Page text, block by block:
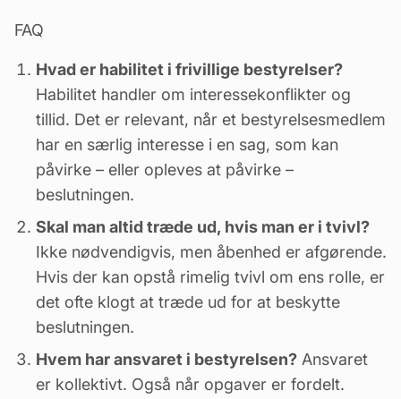
FAQ
Hvad er habilitet i frivillige bestyrelser?
Habilitet handler om interessekonflikter og
tillid. Det er relevant, når et bestyrelsesmedlem
har en særlig interesse i en sag, som kan
påvirke – eller opleves at påvirke –
beslutningen.
Skal man altid træde ud, hvis man er i tvivl?
Ikke nødvendigvis, men åbenhed er afgørende.
Hvis der kan opstå rimelig tvivl om ens rolle, er
det ofte klogt at træde ud for at beskytte
beslutningen.
Hvem har ansvaret i bestyrelsen? Ansvaret
er kollektivt. Også når opgaver er fordelt.